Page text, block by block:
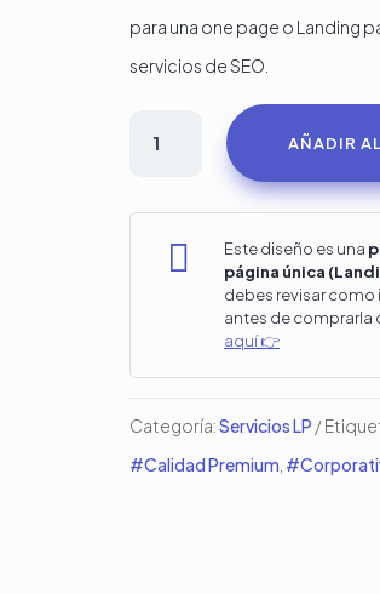
para una one page o Landing
servicios de SEO.
AÑADIR
 Este diseño es una
página única
debes revisar como
antes de comprarla
aquí 👉
Categoría:Servicios LP
#Calidad Premium